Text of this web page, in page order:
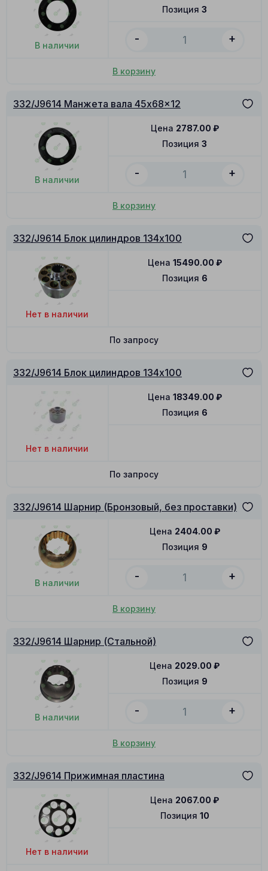
В наличии
Позиция 3
- +
В корзину
332/J9614 Манжета вала 45x68x12
В наличии
Позиция 3
Цена 2787.00 ₽
- +
В корзину
332/J9614 Блок цилиндров 134x100
Нет в наличии
Позиция 6
Цена 15490.00 ₽
По запросу
332/J9614 Блок цилиндров 134x100
Нет в наличии
Позиция 6
Цена 18349.00 ₽
По запросу
332/J9614 Шарнир (Бронзовый, без проставки)
В наличии
Позиция 9
Цена 2404.00 ₽
- +
В корзину
332/J9614 Шарнир (Стальной)
В наличии
Позиция 9
Цена 2029.00 ₽
- +
В корзину
332/J9614 Прижимная пластина
Нет в наличии
Позиция 10
Цена 2067.00 ₽